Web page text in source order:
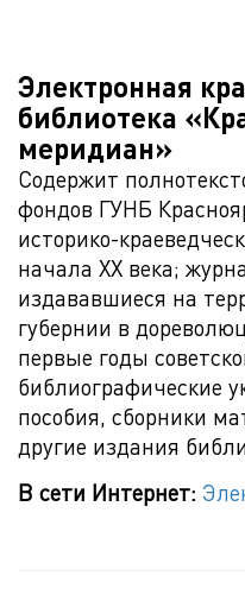
Электронная
библиотека
меридиан»
Содержит
фондов ГУНБ
историко-
начала ХХ века;
издававшиеся на
губернии в
первые годы
библиографические
пособия, сборники
другие издания
В сети Интернет: